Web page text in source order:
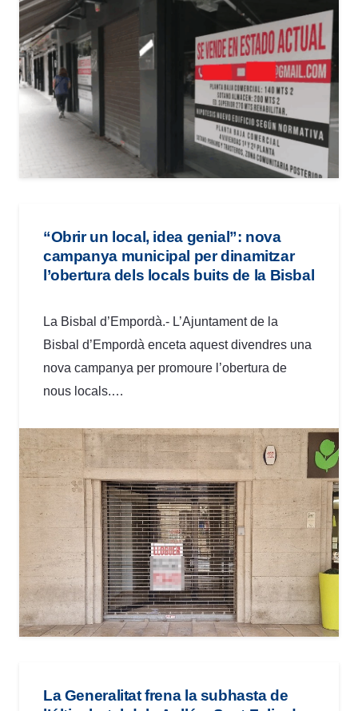
“Obrir un local, idea genial”: nova
campanya municipal per dinamitzar
l’obertura dels locals buits de la Bisbal
La Bisbal d’Empordà.- L’Ajuntament de la
Bisbal d’Empordà enceta aquest divendres una
nova campanya per promoure l’obertura de
nous locals.…
La Generalitat frena la subhasta de